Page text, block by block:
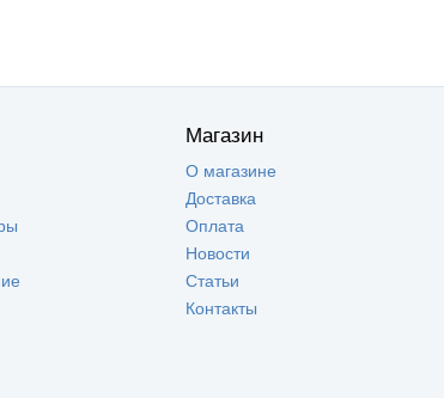
Магазин
О магазине
Доставка
Оплата
Новости
Статьи
Контакты